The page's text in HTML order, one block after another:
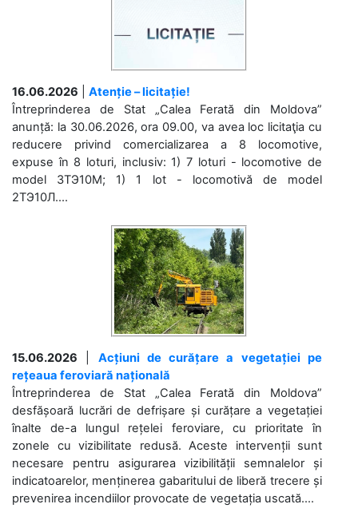
16.06.2026
Atenție – licitație!
Întreprinderea de Stat „Calea Ferată din Moldova”
anunță: la 30.06.2026, ora 09.00, va avea loc licitaţia cu
reducere privind comercializarea a 8 locomotive,
expuse în 8 loturi, inclusiv: 1) 7 loturi - locomotive de
model 3ТЭ10М; 1) 1 lot - locomotivă de model
2ТЭ10Л....
15.06.2026
Acțiuni de curățare a vegetației pe
rețeaua feroviară națională
Întreprinderea de Stat „Calea Ferată din Moldova”
desfășoară lucrări de defrișare și curățare a vegetației
înalte de-a lungul rețelei feroviare, cu prioritate în
zonele cu vizibilitate redusă. Aceste intervenții sunt
necesare pentru asigurarea vizibilității semnalelor și
indicatoarelor, menținerea gabaritului de liberă trecere și
prevenirea incendiilor provocate de vegetația uscată....